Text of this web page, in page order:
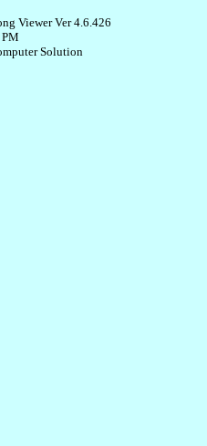
Viewer Ver 4.6.426
Solution